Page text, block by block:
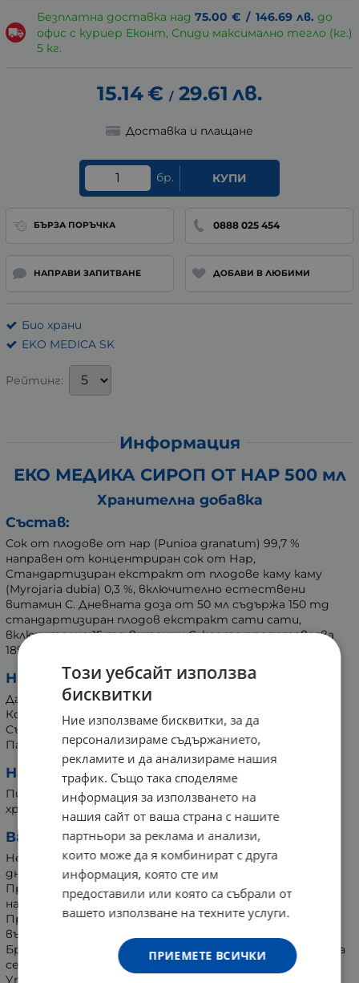
Безплатна доставка над 75.00 € / 146.69 лв. до
офис с куриер Еконт, Спиди максимално тегло (кг.)
5 кг.
15.14€ / 29.61 лв.
Доставка и плащане
бр. КУПИ
БЪРЗА ПОРЪЧКА 0888 025 454
НАПРАВИ ЗАПИТВАНЕ ДОБАВИ В ЛЮБИМИ
Био храни
EKO MEDICA SK
Рейтинг:
Информация
ЕКО МЕДИКА СИРОП ОТ НАР 500 мл
Хранителна добавка
Състав:
Сок от плодове от нар (Punioa granatum) 99,7 %
направен от концентриран сок от Нар,
Стандартизиран екстракт от плодове каму каму
(Myrojaria dubia) 0,3 %, включително естествени
витамин С. Дневната доза от 50 мл съдържа 150 mg
стандартизиран плодов екстракт camu camu,
включително 15 mg витамин С, което представлява
18% от RVH. Пастьоризирано.
Начин на съхранение:
Да се съхранява след отваряне в хладилник.
Консумирайте до 21 дни след отваряне.
Съхранявайте на недостъпно за малки деца място.
Пазете от пряка слънчева светлина.
Начин на употреба:
Пие се по 25 мл 2 пъти на ден, поне половин час преди
хранене. Разклатете преди употреба.
Важно:
Не се препоръчва да се превишава максималната
дневна доза.
Продуктът не може да се прилага като заместител
на разнообразното хранене.
Продуктът не е предназначен за деца под 3-годишна
възраст.
Бременни и кърмещи жени трябва преди употреба да
се консултират с лекар.
Утайката на дъното на бутилката не е дефект.
Този уебсайт използва
бисквитки
Ние използваме бисквитки, за да
персонализираме съдържанието,
рекламите и да анализираме нашия
трафик. Също така споделяме
информация за използването на
нашия сайт от ваша страна с нашите
партньори за реклама и анализи,
които може да я комбинират с друга
информация, която сте им
предоставили или която са събрали от
вашето използване на техните услуги.
ПРИЕМЕТЕ ВСИЧКИ